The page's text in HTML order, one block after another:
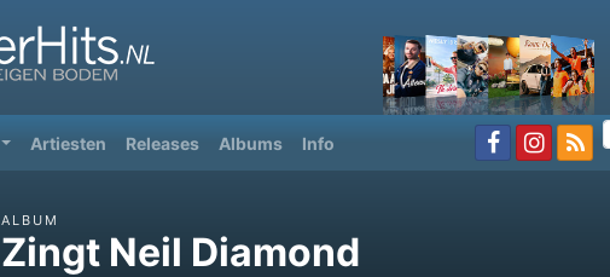
Artiesten Releases Albums Info
ALBUM
Zingt Neil Diamond